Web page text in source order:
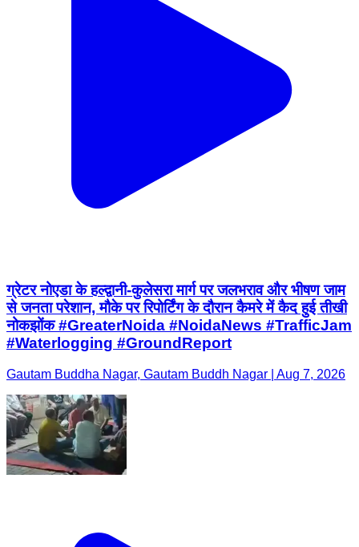
ग्रेटर नोएडा के हल्द्वानी-कुलेसरा मार्ग पर जलभराव और भीषण जाम
से जनता परेशान, मौके पर रिपोर्टिंग के दौरान कैमरे में कैद हुई तीखी
नोकझोंक #GreaterNoida #NoidaNews #TrafficJam
#Waterlogging #GroundReport
Gautam Buddha Nagar, Gautam Buddh Nagar | Aug 7, 2026